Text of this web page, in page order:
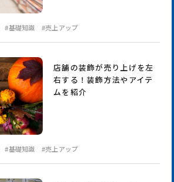
#基礎知識 #売上アップ
店舗の装飾が売り上げを左
右する！装飾方法やアイテ
ムを紹介
#基礎知識 #売上アップ